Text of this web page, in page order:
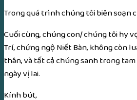
Trong quá trìnhchúng tôibiên soạn
Cuối cùng, chúng con/chúng tôihy
Trí,chứng ngộ Niết Bàn, không còn
thân, và tất cảchúng sanhtrong
ngàyvị lai.
Kính bút,